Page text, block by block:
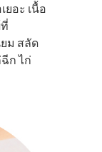
อะ เนื้อ
ม สลัด
ก ไก่